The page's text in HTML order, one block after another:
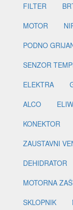
FILTER
MOTOR
PODNO
SENZOR
ELEKTRA
ALCO
KONEKTOR
ZAUSTAVNI
DEHIDRATOR
MOTORNA
SKLOPNIK